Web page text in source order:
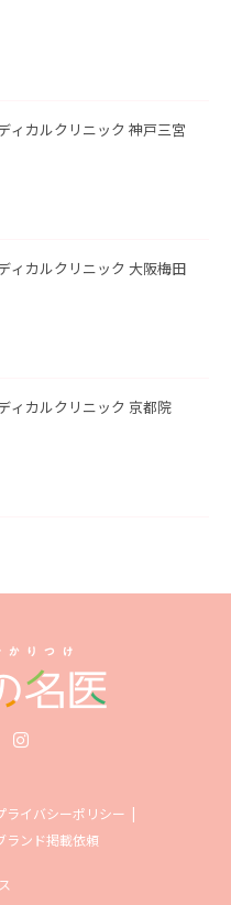
ィカルクリニック 神戸三宮
ィカルクリニック 大阪梅田
ィカルクリニック 京都院
ライバシーポリシー
ランド掲載依頼